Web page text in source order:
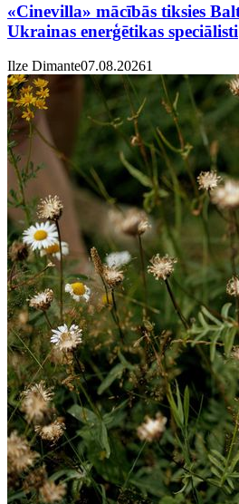
«Cinevilla» mācībās tiksies
Ukrainas enerģētikas speciālisti
Ilze Dimante07.08.20261